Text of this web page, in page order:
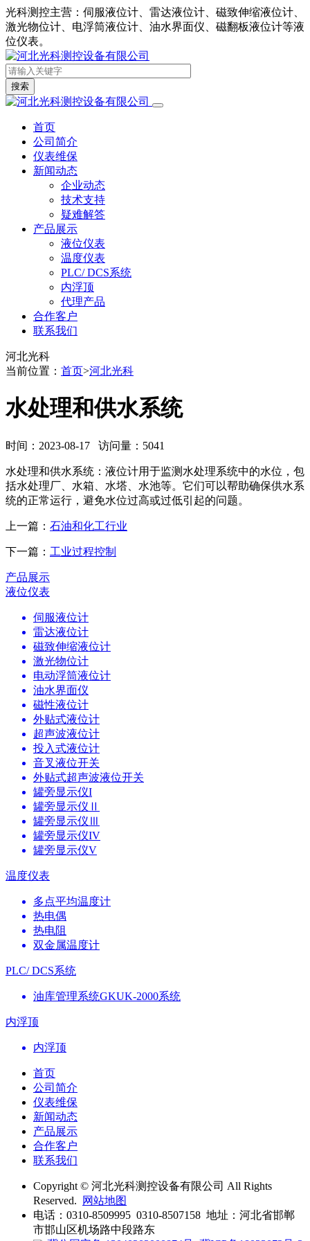
光科测控主营：伺服液位计、雷达液位计、磁致伸缩液位计、
激光物位计、电浮筒液位计、油水界面仪、磁翻板液位计等液
位仪表。
搜索
首页
公司简介
仪表维保
新闻动态
企业动态
技术支持
疑难解答
产品展示
液位仪表
温度仪表
PLC/ DCS系统
内浮顶
代理产品
合作客户
联系我们
河北光科
当前位置： 首页>河北光科
水处理和供水系统
时间：2023-08-17 访问量：5041
水处理和供水系统：液位计用于监测水处理系统中的水位，包
括水处理厂、水箱、水塔、水池等。它们可以帮助确保供水系
统的正常运行，避免水位过高或过低引起的问题。
上一篇： 石油和化工行业
下一篇： 工业过程控制
产品展示
液位仪表
伺服液位计
雷达液位计
磁致伸缩液位计
激光物位计
电动浮筒液位计
油水界面仪
磁性液位计
外贴式液位计
超声波液位计
投入式液位计
音叉液位开关
外贴式超声波液位开关
罐旁显示仪I
罐旁显示仪Ⅱ
罐旁显示仪Ⅲ
罐旁显示仪IV
罐旁显示仪V
温度仪表
多点平均温度计
热电偶
热电阻
双金属温度计
PLC/ DCS系统
油库管理系统GKUK-2000系统
内浮顶
内浮顶
首页
公司简介
仪表维保
新闻动态
产品展示
合作客户
联系我们
Copyright © 河北光科测控设备有限公司 All Rights
Reserved.
网站地图
电话：0310-8509995 0310-8507158 地址：河北省邯郸
市邯山区机场路中段路东